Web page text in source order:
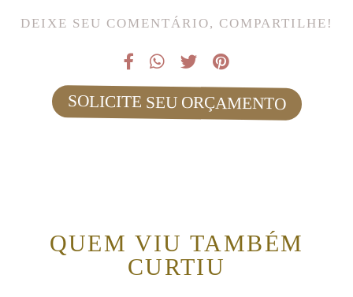
DEIXE SEU COMENTÁRIO, COMPARTILHE!
SOLICITE SEU ORÇAMENTO
QUEM VIU TAMBÉM
CURTIU